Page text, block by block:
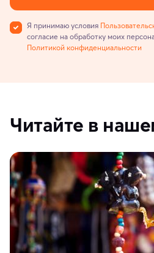
Я принимаю условия
согласие на обработку моих
Политикой конфиденциальности
Читайте в